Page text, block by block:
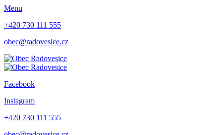
Menu
+420 730 111 555
obec@radovesice.cz
Facebook
Instagram
+420 730 111 555